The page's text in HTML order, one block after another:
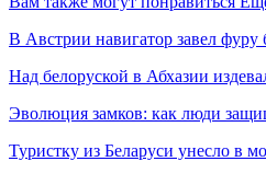
В Австрии навигатор завел фуру
Над белоруской в Абхазии
Эволюция замков: как люди
Туристку из Беларуси унесло в